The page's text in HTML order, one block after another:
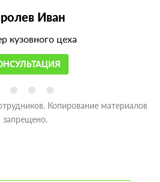
Иван
кузовного цеха
Копирование материалов
запрещено.